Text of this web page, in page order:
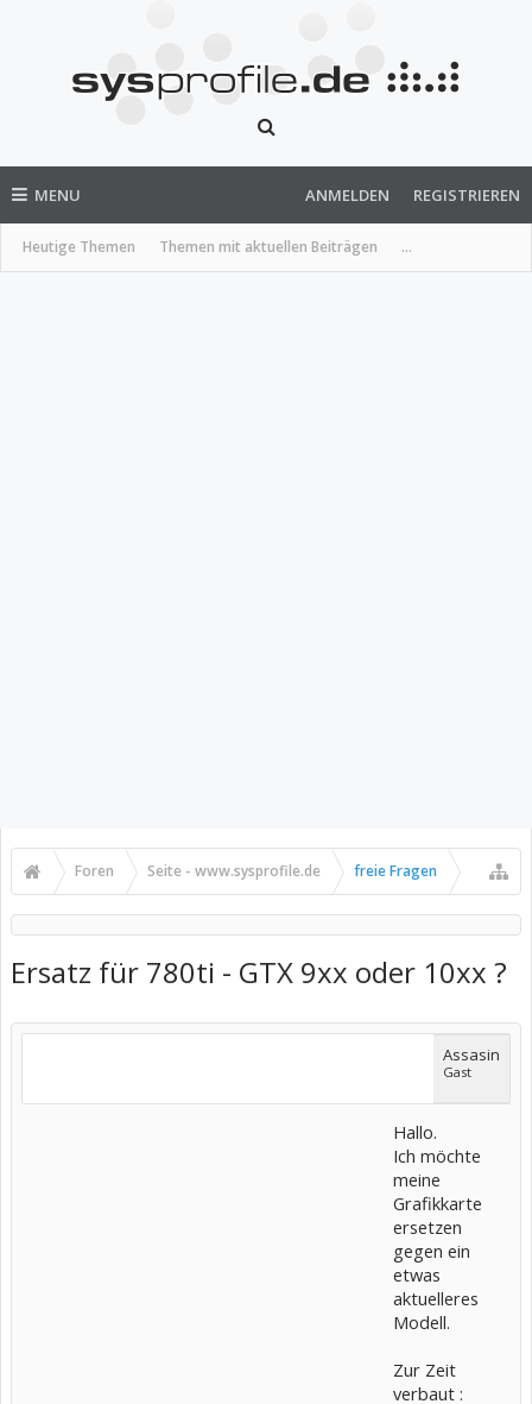
MENU
Heutige Themen Themen mit aktuellen Beiträgen ...
ANMELDEN REGISTRIEREN
Foren Seite - www.sysprofile.de freie Fragen
Ersatz für 780ti - GTX 9xx oder 10xx ?
Assasin
Gast
Hallo.
Ich möchte
meine
Grafikkarte
ersetzen
gegen ein
etwas
aktuelleres
Modell.
Zur Zeit
verbaut :